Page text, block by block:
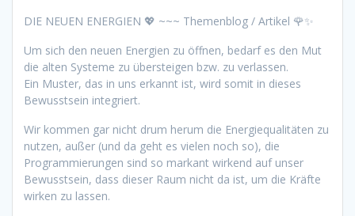
DIE NEUEN ENERGIEN 💖 ~~~ Themenblog / Artikel 🌹✨
Um sich den neuen Energien zu öffnen, bedarf es den Mut
die alten Systeme zu übersteigen bzw. zu verlassen.
Ein Muster, das in uns erkannt ist, wird somit in dieses
Bewusstsein integriert.
Wir kommen gar nicht drum herum die Energiequalitäten zu
nutzen, außer (und da geht es vielen noch so), die
Programmierungen sind so markant wirkend auf unser
Bewusstsein, dass dieser Raum nicht da ist, um die Kräfte
wirken zu lassen.